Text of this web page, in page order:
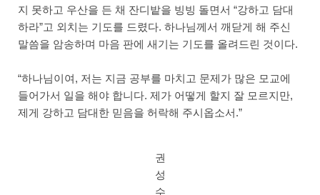
지 못하고 우산을 든 채 잔디밭을 빙빙 돌면서 “강하고 담대
하라”고 외치는 기도를 드렸다. 하나님께서 깨닫게 해 주신
말씀을 암송하며 마음 판에 새기는 기도를 올려드린 것이다.
“하나님이여, 저는 지금 공부를 마치고 문제가 많은 모교에
들어가서 일을 해야 합니다. 제가 어떻게 할지 잘 모르지만,
제게 강하고 담대한 믿음을 허락해 주시옵소서.”
권
성
수